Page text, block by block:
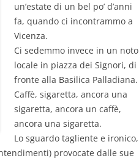
RICCARDO FERRAZZI
ROBERTO PLEVANO
STEFANIE GOLISCH
un’estate di un bel po’ d’anni
fa, quando ci incontrammo a
Vicenza.
Ci sedemmo invece in un noto
locale in piazza dei Signori, di
fronte alla Basilica Palladiana.
Caffè, sigaretta, ancora una
sigaretta, ancora un caffè,
ancora una sigaretta.
Lo sguardo tagliente e ironico,
provocate dalle sue